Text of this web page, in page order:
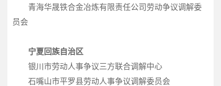
青海华晟铁合金冶炼有限责任公司劳动争议调解委
员会
宁夏回族自治区
银川市劳动人事争议三方联合调解中心
石嘴山市平罗县劳动人事争议调解委员会